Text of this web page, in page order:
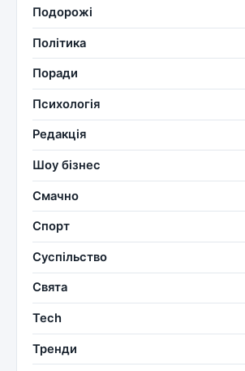
Подорожі
Політика
Поради
Психологія
Редакція
Шоу бізнес
Смачно
Спорт
Суспільство
Свята
Tech
Тренди